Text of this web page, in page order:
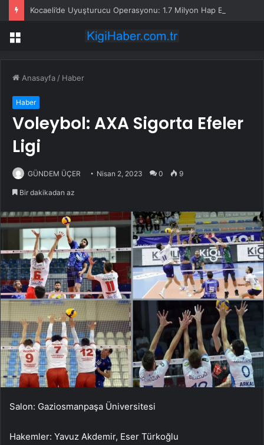
Menü
Anasayfa / Haber
Haber
Voleybol: AXA Sigorta Efeler
Ligi
GÜNDEM ÜÇER Nisan 2, 2023 0 9
Bir dakikadan az
Salon: Gaziosmanpaşa Üniversitesi
Hakemler: Yavuz Akdemir, Eser Türkoğlu